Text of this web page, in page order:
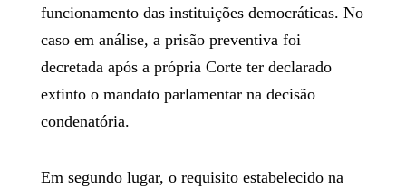
funcionamento das instituições democráticas. No
caso em análise, a prisão preventiva foi
decretada após a própria Corte ter declarado
extinto o mandato parlamentar na decisão
condenatória.
Em segundo lugar, o requisito estabelecido na